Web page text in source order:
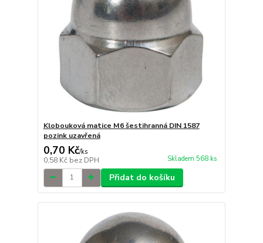
Klobouková matice M6 šestihranná DIN 1587
pozink uzavřená
0,70 Kč/ks
0,58 Kč bez DPH Skladem 568 ks
Přidat do košíku